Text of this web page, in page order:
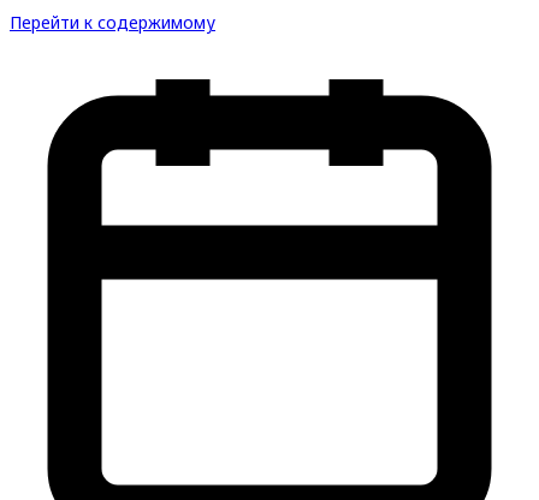
Перейти к содержимому